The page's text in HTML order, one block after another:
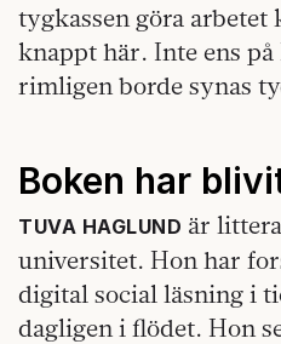
tygkassen göra
knappt här. Inte ens
rimligen borde synas
Boken har
TUVA HAGLUND är
universitet. Hon har
digital social läsning i
dagligen i flödet. Hon